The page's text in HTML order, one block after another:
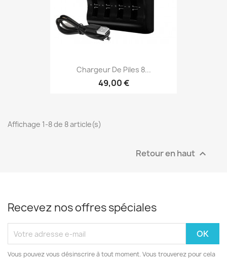
Chargeur De Piles 8...
49,00 €
Affichage 1-8 de 8 article(s)
Retour en haut 
Recevez nos offres spéciales
Vous pouvez vous désinscrire à tout moment. Vous trouverez pour cela